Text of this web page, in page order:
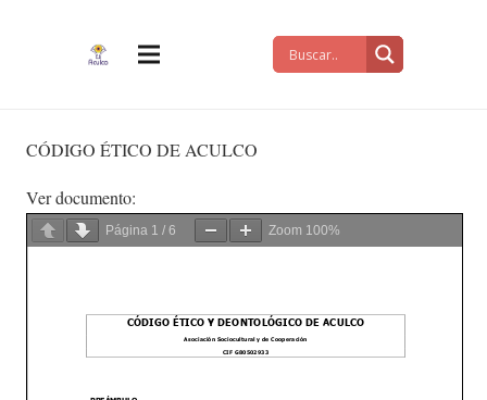
CÓDIGO ÉTICO DE ACULCO
Ver documento:
Página 1 / 6 Zoom 100%